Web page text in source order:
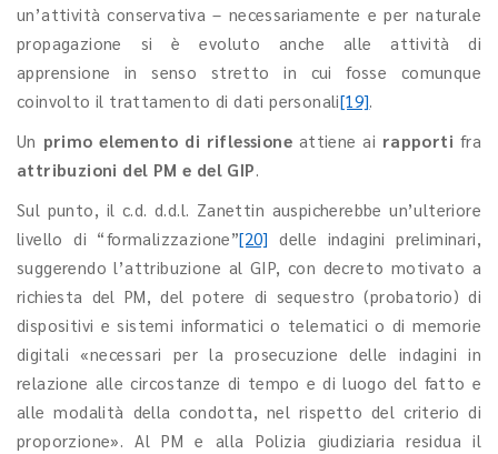
un’attività conservativa – necessariamente e per naturale
propagazione si è evoluto anche alle attività di
apprensione in senso stretto in cui fosse comunque
coinvolto il trattamento di dati personali[19].
Un primo elemento di riflessione attiene ai rapporti fra
attribuzioni del PM e del GIP.
Sul punto, il c.d. d.d.l. Zanettin auspicherebbe un’ulteriore
livello di “formalizzazione”[20] delle indagini preliminari,
suggerendo l’attribuzione al GIP, con decreto motivato a
richiesta del PM, del potere di sequestro (probatorio) di
dispositivi e sistemi informatici o telematici o di memorie
digitali «necessari per la prosecuzione delle indagini in
relazione alle circostanze di tempo e di luogo del fatto e
alle modalità della condotta, nel rispetto del criterio di
proporzione». Al PM e alla Polizia giudiziaria residua il